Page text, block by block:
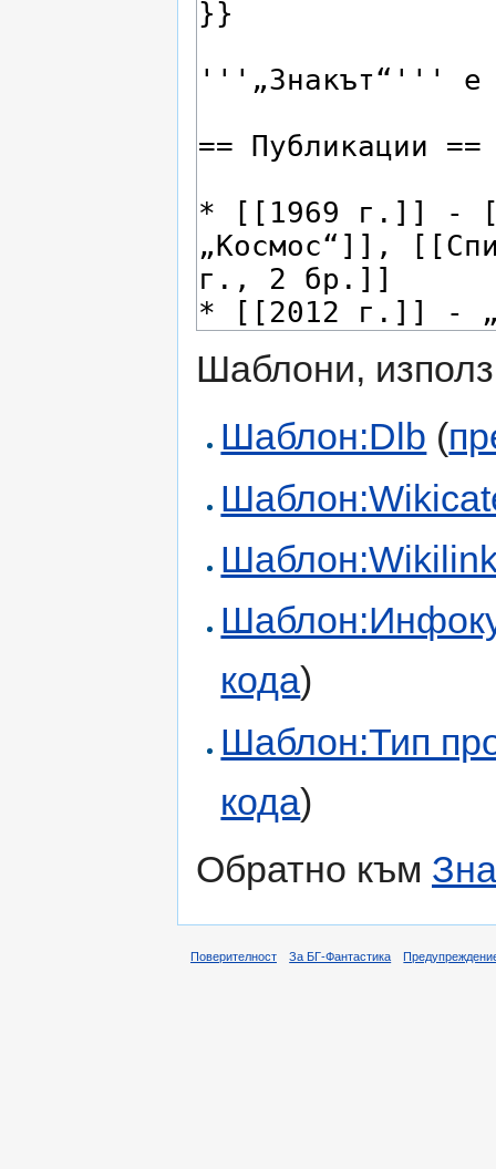
Шаблони,
Шаблон:Dlb (
кода)
Шаблон:Тип
кода)
Обратно към
Поверителност За БГ-Фантастика